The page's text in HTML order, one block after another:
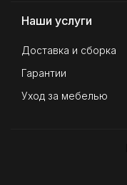
Наши услуги
Доставка и сборка
Гарантии
Уход за мебелью